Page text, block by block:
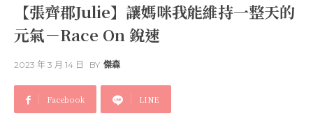
【張齊郡Julie】讓媽咪我能維持一整天的
元氣－Race On 銳速
2023 年 3 月 14 日 BY 傑森
Facebook LINE